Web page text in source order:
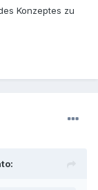
Konzeptes zu